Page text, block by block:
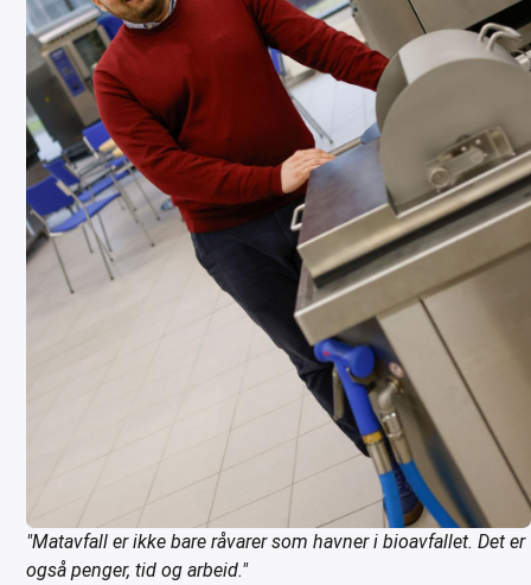
"Matavfall er ikke bare råvarer som havner i bioavfallet. Det er
også penger, tid og arbeid."